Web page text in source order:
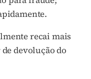
recai mais
devolução do